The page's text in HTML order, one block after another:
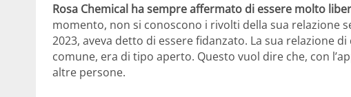
Rosa Chemical ha sempre affermato di essere molto
momento, non si conoscono i rivolti della sua relazione
2023, aveva detto di essere fidanzato. La sua relazione
comune, era di tipo aperto. Questo vuol dire che, con
altre persone.